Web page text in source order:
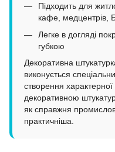
Підходить для
кафе, медцентрів,
Легке в догляді
губкою
Декоративна
виконується
створення
декоративною
як справжня
практичніша.